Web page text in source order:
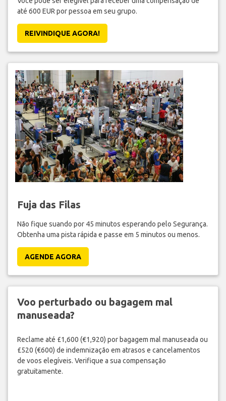
até 600 EUR por pessoa em seu grupo.
REIVINDIQUE AGORA!
Fuja das Filas
Não fique suando por 45 minutos esperando pelo Segurança.
Obtenha uma pista rápida e passe em 5 minutos ou menos.
AGENDE AGORA
Voo perturbado ou bagagem mal
manuseada?
Reclame até £1,600 (€1,920) por bagagem mal manuseada ou
£520 (€600) de indemnização em atrasos e cancelamentos
de voos elegíveis. Verifique a sua compensação
gratuitamente.